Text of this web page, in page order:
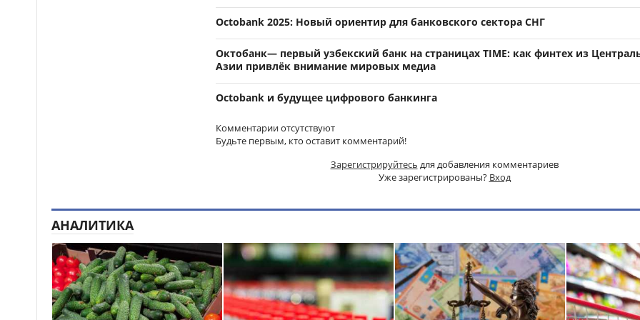
Octobank 2025: Новый ориентир для банковского сектора СНГ
Октобанк— первый узбекский банк на страницах TIME: как финтех из
Азии привлёк внимание мировых медиа
Octobank и будущее цифрового банкинга
Комментарии отсутствуют
Будьте первым, кто оставит комментарий!
Зарегистрируйтесь для добавления комментариев
Уже зарегистрированы? Вход
АНАЛИТИКА